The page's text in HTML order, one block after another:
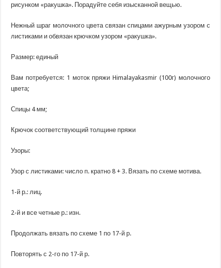
рисунком «ракушка». Порадуйте себя изысканной вещью.
Нежный шраг молочного цвета связан спицами ажурным узором с
листиками и обвязан крючком узором «ракушка».
Размер: единый
Вам потребуется: 1 моток пряжиHimalayakasmir (100г) молочного
цвета;
Спицы 4 мм;
Крючок соответствующий толщине пряжи
Узоры:
Узор с листиками: число п. кратно 8 + 3. Вязать по схеме мотива.
1-й р.: лиц.
2-й и все четные р.: изн.
Продолжать вязать по схеме 1 по 17-й р.
Повторять с 2-го по 17-й р.